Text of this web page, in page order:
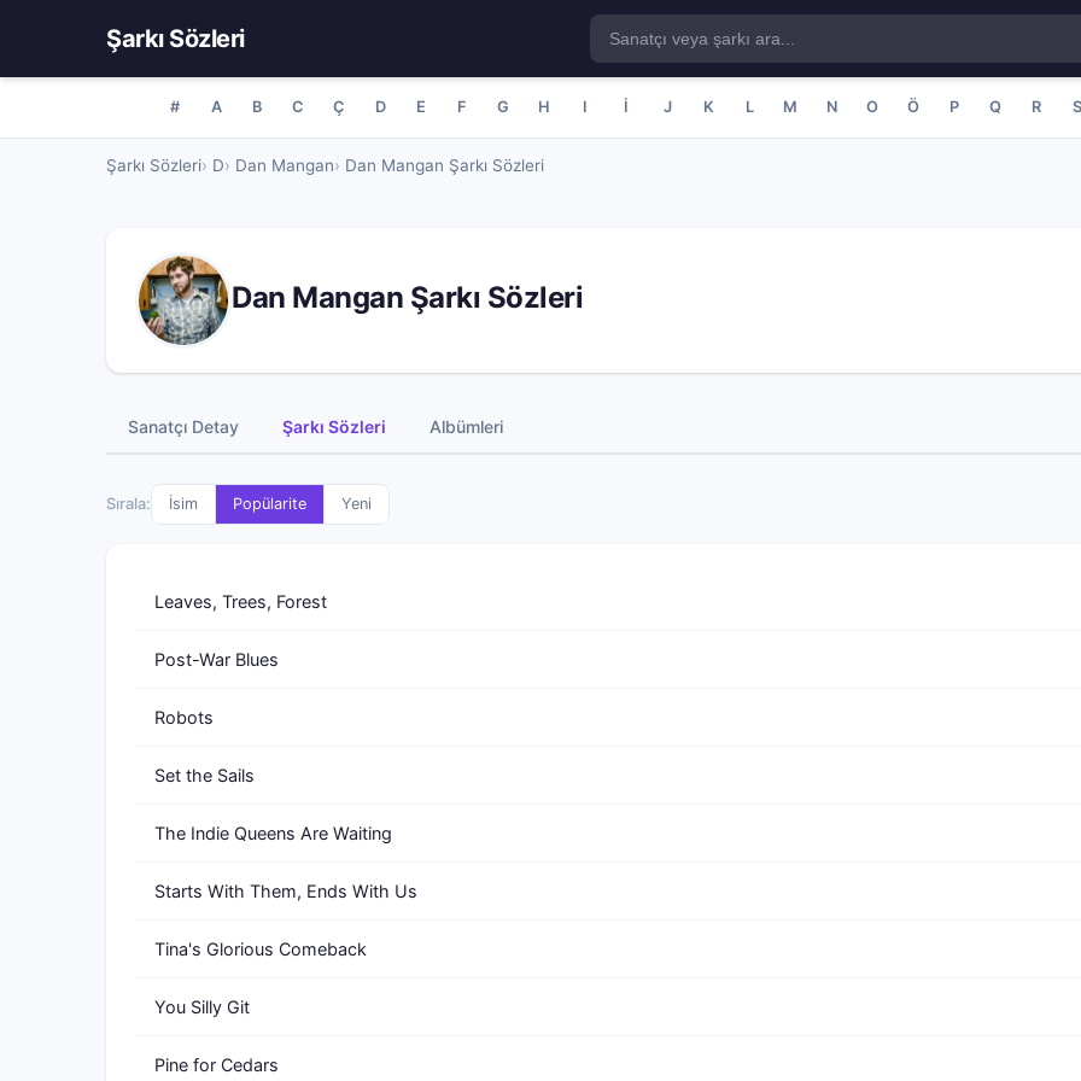
Şarkı Sözleri
# A B C Ç D E F G H I İ J K L M N O Ö P Q R S
Şarkı Sözleri D Dan Mangan Dan Mangan Şarkı Sözleri
Dan Mangan Şarkı Sözleri
Sanatçı Detay Şarkı Sözleri Albümleri
Sırala: İsim Popülarite Yeni
Leaves, Trees, Forest
Post-War Blues
Robots
Set the Sails
The Indie Queens Are Waiting
Starts With Them, Ends With Us
Tina's Glorious Comeback
You Silly Git
Pine for Cedars